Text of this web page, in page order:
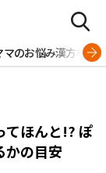
マのお悩み漢方相談
てほんと!? ぽ
かの目安